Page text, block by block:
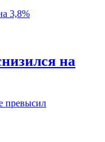
на